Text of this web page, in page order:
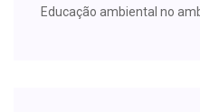
Educação ambiental no